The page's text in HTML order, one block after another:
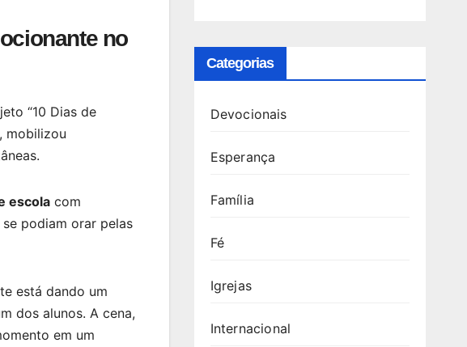
no
“10 Dias de
mobilizou
escola com
podiam orar pelas
está dando um
dos alunos. A cena,
em um
Categorias
Devocionais
Esperança
Família
Fé
Igrejas
Internacional